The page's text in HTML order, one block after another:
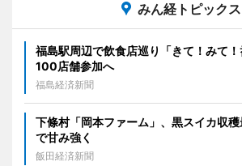
みん経トピックス
福島駅周辺で飲食店巡り「きて！みて
100店舗参加へ
福島経済新聞
下條村「岡本ファーム」、黒スイカ収
で甘み強く
飯田経済新聞